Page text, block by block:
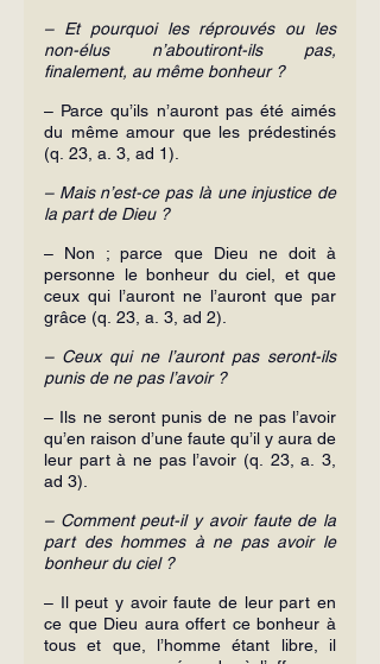
– Et pourquoi les réprouvés ou les
non-élus n’aboutiront-ils pas,
finalement, au même bonheur ?
– Parce qu’ils n’auront pas été aimés
du même amour que les prédestinés
(q. 23, a. 3, ad 1).
– Mais n’est-ce pas là une injustice de
la part de Dieu ?
– Non ; parce que Dieu ne doit à
personne le bonheur du ciel, et que
ceux qui l’auront ne l’auront que par
grâce (q. 23, a. 3, ad 2).
– Ceux qui ne l’auront pas seront-ils
punis de ne pas l’avoir ?
– Ils ne seront punis de ne pas l’avoir
qu’en raison d’une faute qu’il y aura de
leur part à ne pas l’avoir (q. 23, a. 3,
ad 3).
– Comment peut-il y avoir faute de la
part des hommes à ne pas avoir le
bonheur du ciel ?
– Il peut y avoir faute de leur part en
ce que Dieu aura offert ce bonheur à
tous et que, l’homme étant libre, il